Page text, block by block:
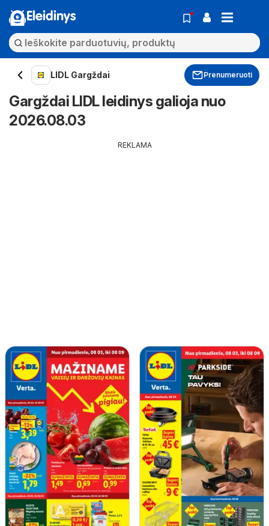
Eleidinys
LIDL Gargždai Prenumeruoti
Gargždai LIDL leidinys galioja nuo
2026.08.03
REKLAMA